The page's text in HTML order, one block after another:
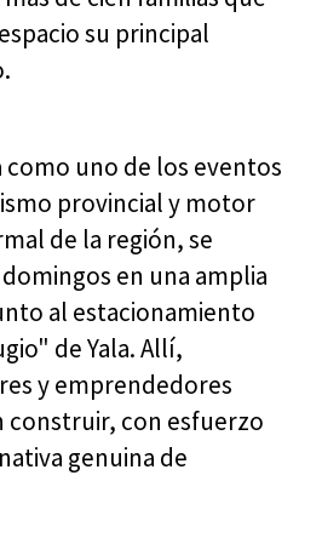
su principal
como uno de los eventos
provincial y motor
de la región, se
en una amplia
al estacionamiento
de Yala. Allí,
y emprendedores
construir, con esfuerzo
genuina de